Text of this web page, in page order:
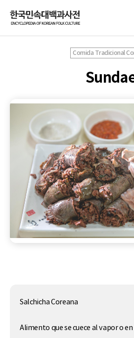
Comida Tradicional
Salchicha Coreana
Alimento que se cuece al vapor o